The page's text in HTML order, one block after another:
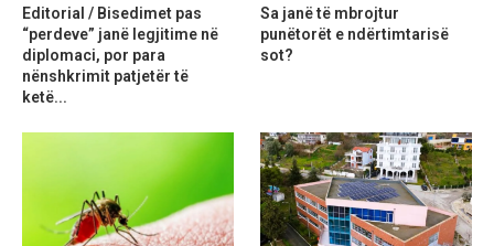
Editorial / Bisedimet pas
“perdeve” janë legjitime në
diplomaci, por para
nënshkrimit patjetër të
ketë...
Sa janë të mbrojtur
punëtorët e ndërtimtarisë
sot?